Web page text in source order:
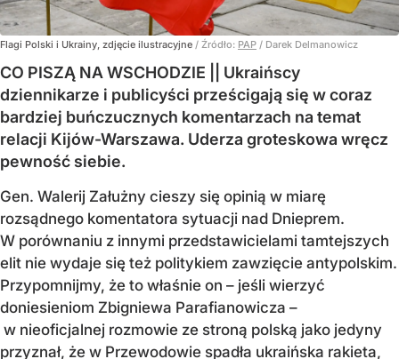
Flagi Polski i Ukrainy, zdjęcie ilustracyjne / Źródło: PAP / Darek Delmanowicz
CO PISZĄ NA WSCHODZIE || Ukraińscy
dziennikarze i publicyści prześcigają się w coraz
bardziej buńczucznych komentarzach na temat
relacji Kijów-Warszawa. Uderza groteskowa wręcz
pewność siebie.
Gen. Walerij Załużny cieszy się opinią w miarę
rozsądnego komentatora sytuacji nad Dnieprem.
W porównaniu z innymi przedstawicielami tamtejszych
elit nie wydaje się też politykiem zawzięcie antypolskim.
Przypomnijmy, że to właśnie on – jeśli wierzyć
doniesieniom Zbigniewa Parafianowicza –
w nieoficjalnej rozmowie ze stroną polską jako jedyny
przyznał, że w Przewodowie spadła ukraińska rakieta,